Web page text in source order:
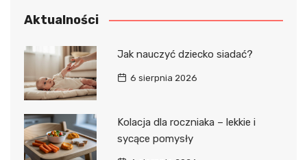
Aktualności
Jak nauczyć dziecko siadać?
6 sierpnia 2026
Kolacja dla roczniaka – lekkie i
sycące pomysły